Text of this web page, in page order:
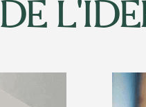
DE